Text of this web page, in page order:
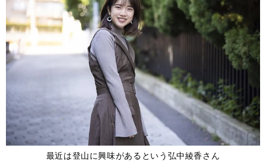
最近は登山に興味があるという弘中綾香さん